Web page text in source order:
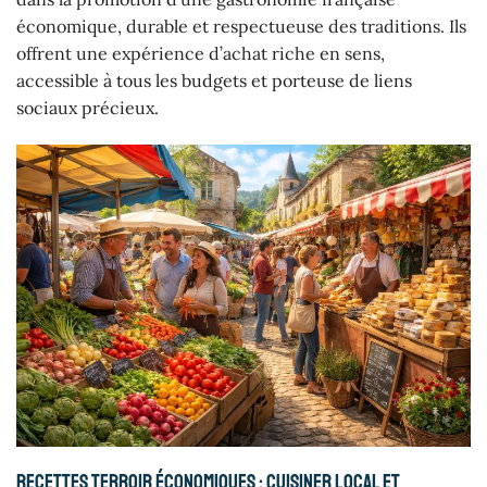
économique, durable et respectueuse des traditions. Ils
offrent une expérience d’achat riche en sens,
accessible à tous les budgets et porteuse de liens
sociaux précieux.